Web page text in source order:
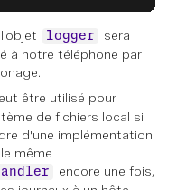
logger
sera
à notre téléphone par
être utilisé pour
de fichiers local si
d'une implémentation.
même
encore une fois,